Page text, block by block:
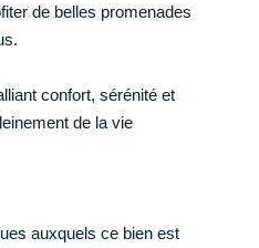
de belles promenades
confort, sérénité et
de la vie
auxquels ce bien est